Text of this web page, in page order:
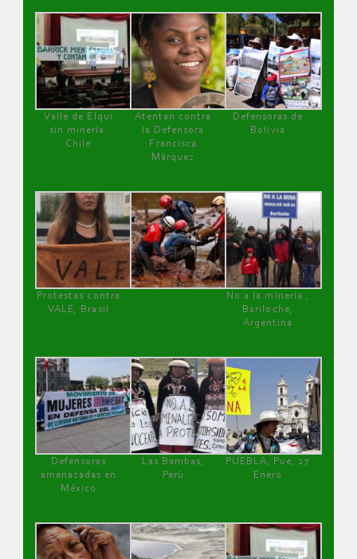
Valle de Elqui
sin minería.
Chile
Atentan contra
la Defensora
Francisca
Márquez
Defensoras de
Bolivia
Protestas contra
VALE, Brasil
No a la minería ,
Bariloche,
Argentina
Defensoras
amenazadas en
México
Las Bambas,
Perú
PUEBLA, Pue, 27
Enero